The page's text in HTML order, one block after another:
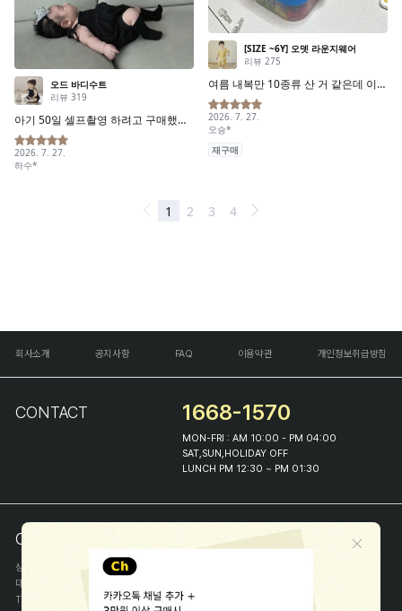
회사소개 공지사항 FAQ 이용약관 개인정보취급방침
CONTACT 1668-1570
MON-FRI : AM 10:00 - PM 04:00
SAT,SUN,HOLIDAY OFF
LUNCH PM 12:30 ~ PM 01:30
COMPANY INFO
상호
(주)해피프린스
대표
TEL
1668-1570